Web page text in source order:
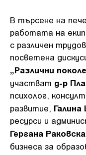
В търсене на
работата на
с различен
посветена
„Различни
участват д-р
психолог,
развитие, Галина
ресурси и
Гергана Раковска
бизнеса за